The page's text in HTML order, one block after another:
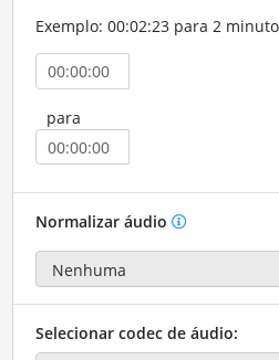
Exemplo: 00:02:23 para 2
para
Normalizar áudio
Selecionar codec de áudio: